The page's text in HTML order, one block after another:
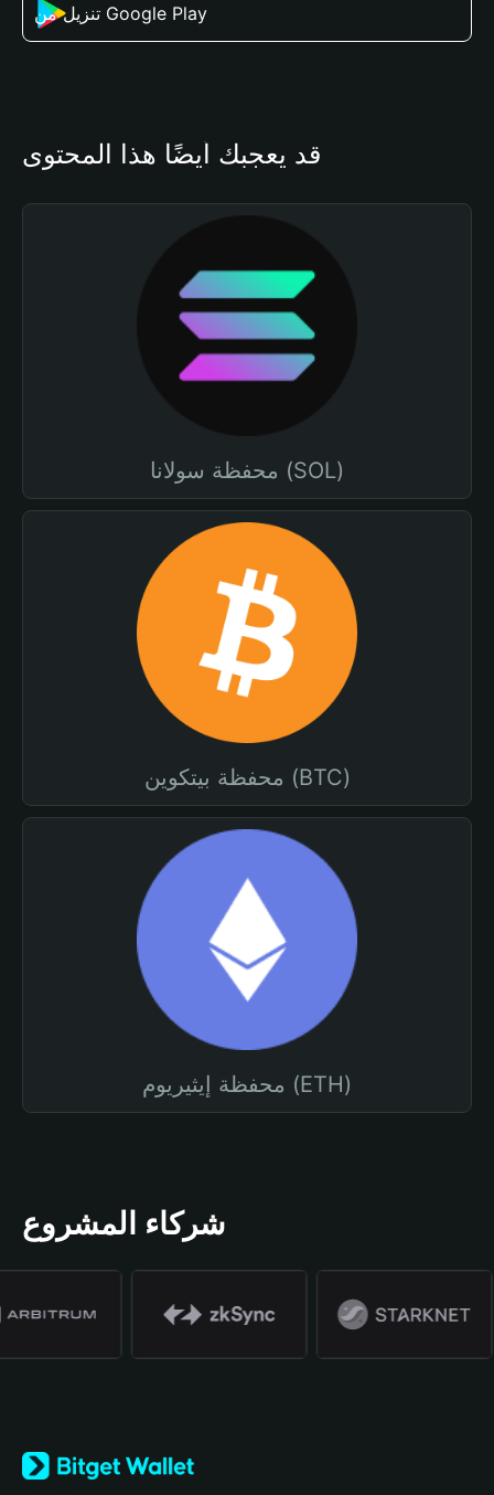
تنزيل من Google Play
قد يعجبك أيضًا هذا المحتوى
محفظة سولانا (SOL)
محفظة بيتكوين (BTC)
محفظة إيثيريوم (ETH)
شركاء المشروع